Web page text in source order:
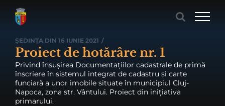
ȘEDINȚA DIN 16 IUNIE 2021 /
Proiect de hotărâre nr. 1
Privind însușirea Documentațiilor cadastrale de primă
înscriere în sistemul integrat de cadastru și carte
funciară a unor imobile situate în municipiul Cluj-
Napoca, zona str. Vântului. Proiect din inițiativa
primarului.